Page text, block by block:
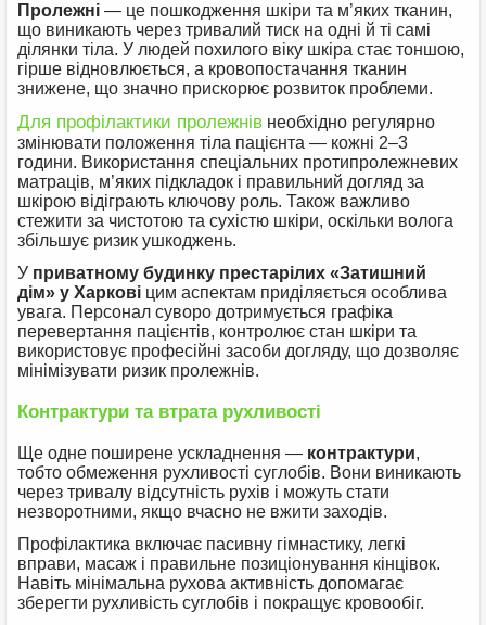
Пролежні — це пошкодження шкіри та м’яких тканин,
що виникають через тривалий тиск на одні й ті самі
ділянки тіла. У людей похилого віку шкіра стає тоншою,
гірше відновлюється, а кровопостачання тканин
знижене, що значно прискорює розвиток проблеми.
Для профілактики пролежнів необхідно регулярно
змінювати положення тіла пацієнта — кожні 2–3
години. Використання спеціальних протипролежневих
матраців, м’яких підкладок і правильний догляд за
шкірою відіграють ключову роль. Також важливо
стежити за чистотою та сухістю шкіри, оскільки волога
збільшує ризик ушкоджень.
У приватному будинку престарілих «Затишний
дім» у Харкові цим аспектам приділяється особлива
увага. Персонал суворо дотримується графіка
перевертання пацієнтів, контролює стан шкіри та
використовує професійні засоби догляду, що дозволяє
мінімізувати ризик пролежнів.
Контрактури та втрата рухливості
Ще одне поширене ускладнення — контрактури,
тобто обмеження рухливості суглобів. Вони виникають
через тривалу відсутність рухів і можуть стати
незворотними, якщо вчасно не вжити заходів.
Профілактика включає пасивну гімнастику, легкі
вправи, масаж і правильне позиціонування кінцівок.
Навіть мінімальна рухова активність допомагає
зберегти рухливість суглобів і покращує кровообіг.